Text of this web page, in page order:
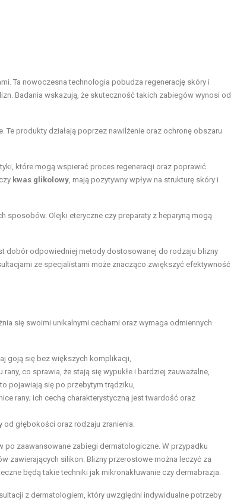
Ta nowoczesna technologia pobudza regenerację skóry i
Badania wskazują, że skuteczność takich zabiegów wynosi od
Te produkty działają poprzez nawilżenie oraz ochronę obszaru
które mogą wspierać proces regeneracji oraz poprawić
czy kwas glikolowy , mają pozytywny wpływ na strukturę skóry i
sposobów. Olejki eteryczne czy preparaty z heparyną mogą
dobór odpowiedniej metody dostosowanej do rodzaju blizny
ze specjalistami może znacząco zwiększyć efektywność
się swoimi unikalnymi cechami oraz wymaga odmiennych
goją się bez większych komplikacji,
co sprawia, że stają się wypukłe i bardziej zauważalne,
pojawiają się po przebytym trądziku,
rany; ich cechą charakterystyczną jest twardość oraz
głębokości oraz rodzaju zranienia.
po zaawansowane zabiegi dermatologiczne . W przypadku
zawierających silikon. Blizny przerostowe można leczyć za
będą takie techniki jak mikronakłuwanie czy dermabrazja.
z dermatologiem, który uwzględni indywidualne potrzeby